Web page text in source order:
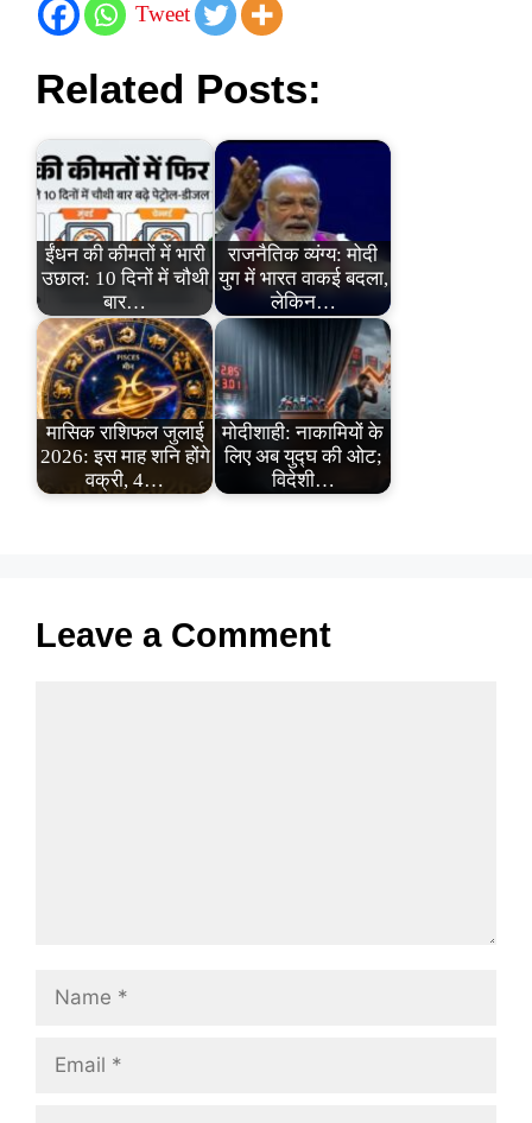
Tweet
Related Posts:
ईंधन की कीमतों में भारी
उछाल: 10 दिनों में चौथी
बार…
राजनैतिक व्यंग्य: मोदी
युग में भारत वाकई बदला,
लेकिन…
मासिक राशिफल जुलाई
2026: इस माह शनि होंगे
वक्री, 4…
मोदीशाही: नाकामियों के
लिए अब युद्घ की ओट;
विदेशी…
Leave a Comment
Name
Email